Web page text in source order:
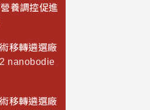
養調控促進
移轉遴選廠
nanobodie
移轉遴選廠